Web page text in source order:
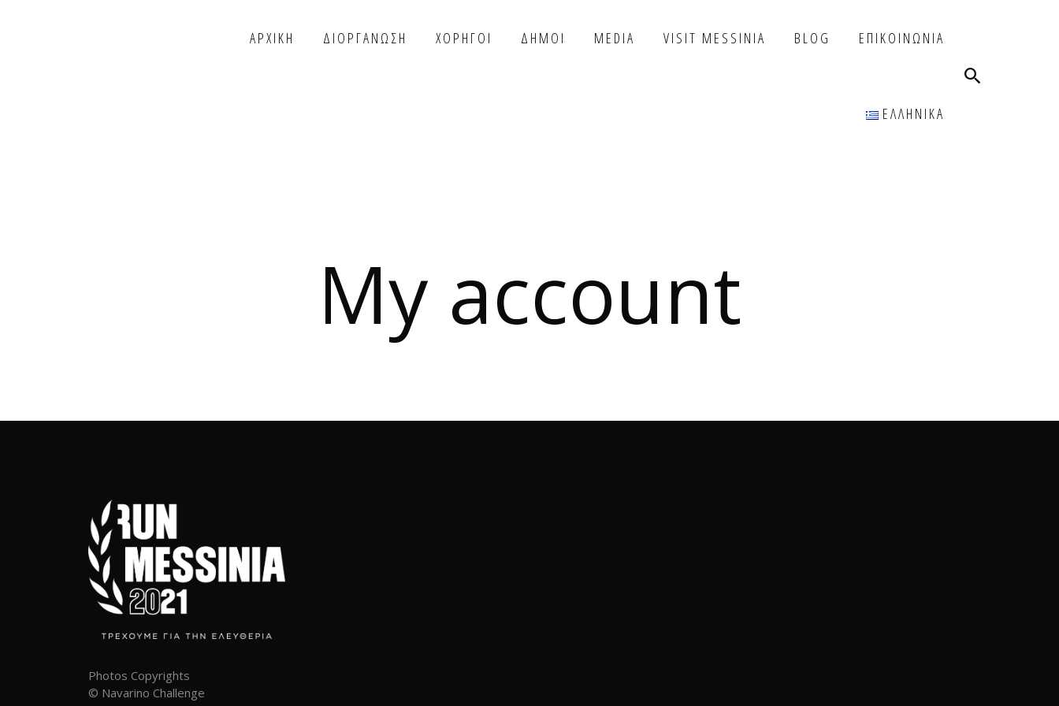
ΑΡΧΙΚΗ ΔΙΟΡΓΑΝΩΣΗ ΧΟΡΗΓΟΙ ΔΗΜΟΙ MEDIA VISIT MESSINIA BLOG ΕΠΙΚΟΙΝΩΝΙΑ
ΕΛΛΗΝΙΚΑ
My account
[woocommerce_my_account]
Photos Copyrights
© Navarino Challenge